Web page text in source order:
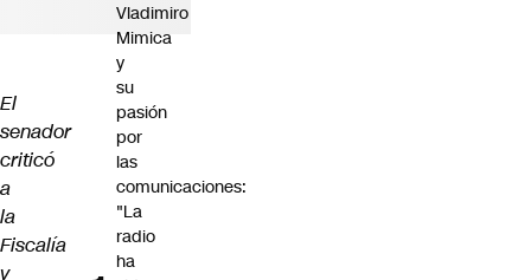
El
senador
criticó
a
la
Fiscalía
y
Vladimiro
Mimica
y
su
pasión
por
las
comunicaciones:
"La
radio
ha